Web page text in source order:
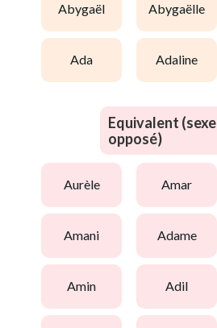
abygaël abygaëlle
ada adaline
Equivalent (sexe
opposé)
aurèle amar
amani adame
amin adil